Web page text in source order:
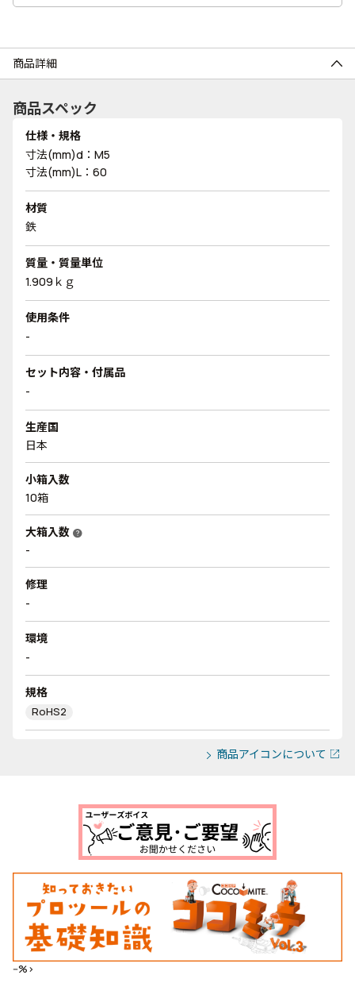
商品詳細
商品スペック
仕様・規格
寸法(mm)d：M5
寸法(mm)L：60
材質
鉄
質量・質量単位
1.909ｋｇ
使用条件
-
セット内容・付属品
-
生産国
日本
小箱入数
10箱
大箱入数 help
-
修理
-
環境
-
規格
RoHS2
商品アイコンについて
--%>